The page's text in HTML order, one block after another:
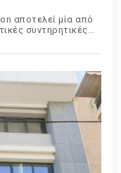
αποτελεί μία από
συντηρητικές
παγκοσμίως
στήλης χωρίς